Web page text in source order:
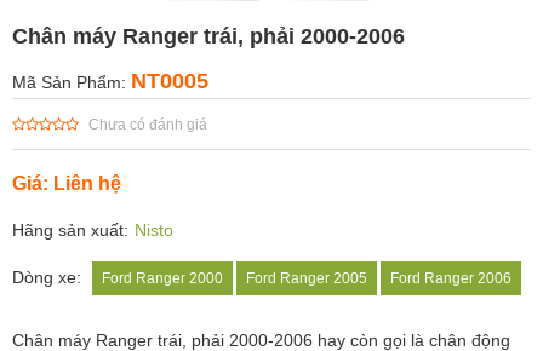
Chân máy Ranger trái, phải 2000-2006
Mã Sản Phẩm: NT0005
Chưa có đánh giá
Giá: Liên hệ
Hãng sản xuất: Nisto
Dòng xe: Ford Ranger 2000 Ford Ranger 2005 Ford Ranger 2006
Chân máy Ranger trái, phải 2000-2006 hay còn gọi là chân động